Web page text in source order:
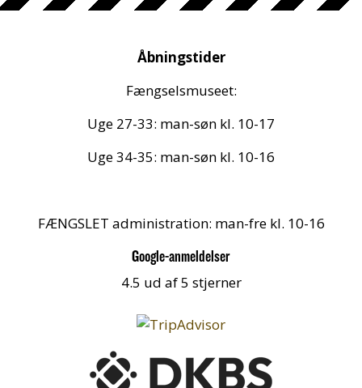
Åbningstider
Fængselsmuseet:
Uge 27-33: man-søn kl. 10-17
Uge 34-35: man-søn kl. 10-16
FÆNGSLET administration: man-fre kl. 10-16
Google-anmeldelser
4.5 ud af 5 stjerner